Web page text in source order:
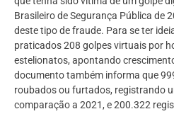
Brasileiro de Segurança Pública de
deste tipo de fraude. Para se ter
praticados 208 golpes virtuais por
estelionatos, apontando
documento também informa que
roubados ou furtados, registrando
comparação a 2021, e 200.322